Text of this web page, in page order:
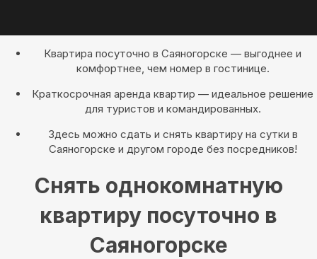
Квартира посуточно в Саяногорске — выгоднее и
комфортнее, чем номер в гостинице.
Краткосрочная аренда квартир — идеальное решение
для туристов и командированных.
Здесь можно сдать и снять квартиру на сутки в
Саяногорске и другом городе без посредников!
Снять однокомнатную
квартиру посуточно в
Саяногорске